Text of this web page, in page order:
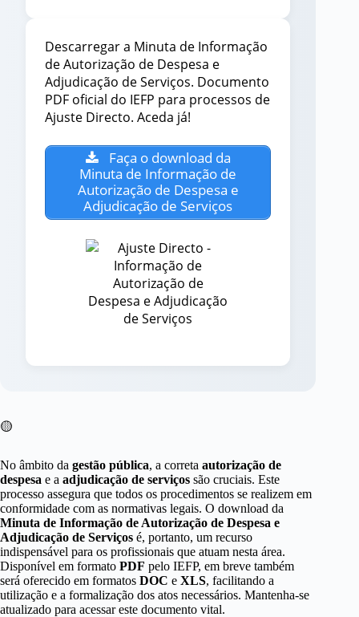
Descarregar a Minuta de Informação
de Autorização de Despesa e
Adjudicação de Serviços. Documento
PDF oficial do IEFP para processos de
Ajuste Directo. Aceda já!
Faça o download da
Minuta de Informação de
Autorização de Despesa e
Adjudicação de Serviços
🟡
No âmbito da gestão pública, a correta autorização de
despesa e a adjudicação de serviços são cruciais. Este
processo assegura que todos os procedimentos se realizem em
conformidade com as normativas legais. O download da
Minuta de Informação de Autorização de Despesa e
Adjudicação de Serviços é, portanto, um recurso
indispensável para os profissionais que atuam nesta área.
Disponível em formato PDF pelo IEFP, em breve também
será oferecido em formatos DOC e XLS, facilitando a
utilização e a formalização dos atos necessários. Mantenha-se
atualizado para acessar este documento vital.